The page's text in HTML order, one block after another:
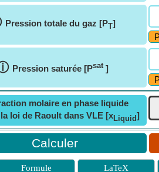
Pression totale du gaz [PT]
Pression saturée [Psat ]
molaire en phase liquide
loi de Raoult dans VLE [xLiquid]
Formule LaTeX